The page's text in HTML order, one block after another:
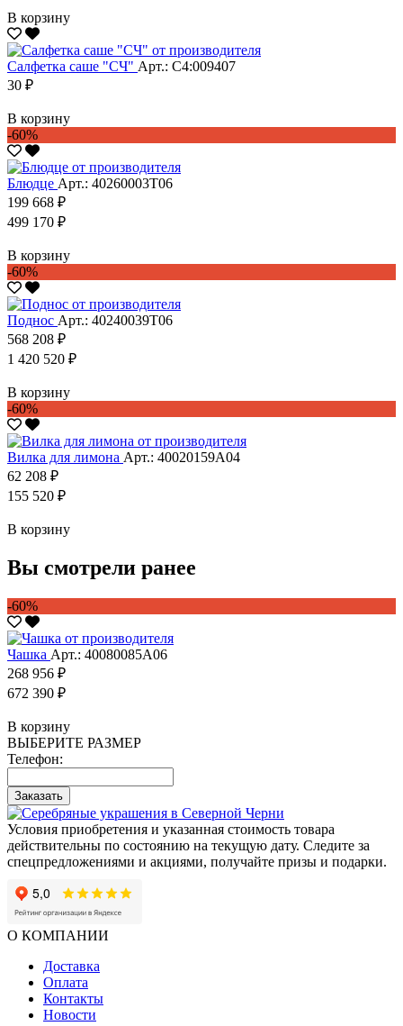
В корзину
Салфетка саше "CЧ" Арт.: С4:009407
30 ₽
В корзину
-60%
Блюдце Арт.: 40260003Т06
199 668 ₽
499 170 ₽
В корзину
-60%
Поднос Арт.: 40240039Т06
568 208 ₽
1 420 520 ₽
В корзину
-60%
Вилка для лимона Арт.: 40020159А04
62 208 ₽
155 520 ₽
В корзину
Вы смотрели ранее
-60%
Чашка Арт.: 40080085А06
268 956 ₽
672 390 ₽
В корзину
ВЫБЕРИТЕ РАЗМЕР
Телефон:
Заказать
Условия приобретения и указанная стоимость товара
действительны по состоянию на текущую дату. Следите за
спецпредложениями и акциями, получайте призы и подарки.
О КОМПАНИИ
Доставка
Оплата
Контакты
Новости